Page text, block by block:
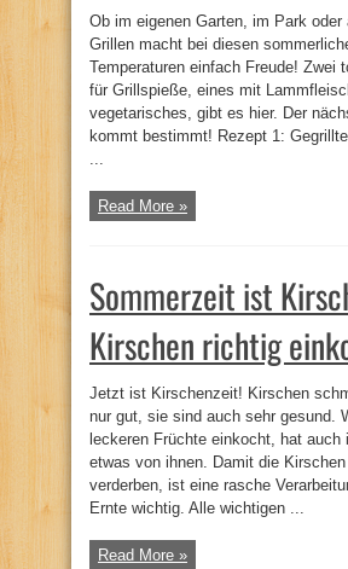
Ob im eigenen Garten, im Park oder
Grillen macht bei diesen
Temperaturen einfach Freude! Zwei
für Grillspieße, eines mit
vegetarisches, gibt es hier. Der
kommt bestimmt! Rezept 1:
Read More »
Sommerzeit ist
Kirschen richtig
Jetzt ist Kirschenzeit! Kirschen
nur gut, sie sind auch sehr gesund.
leckeren Früchte einkocht, hat auch
etwas von ihnen. Damit die
verderben, ist eine rasche
Ernte wichtig. Alle wichtigen ...
Read More »